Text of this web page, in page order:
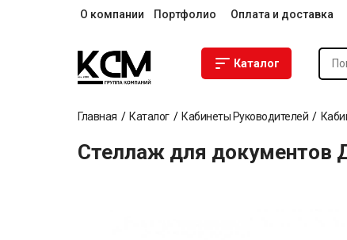
О компании Портфолио Оплата и доставка
Каталог
Главная Каталог Кабинеты Руководителей
Стеллаж для документов